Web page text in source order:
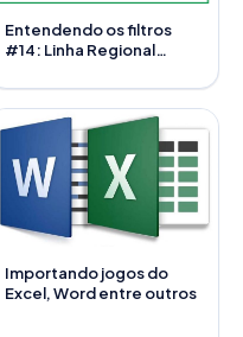
Entendendo os filtros
#14: Linha Regional
Importando jogos do
Excel, Word entre outros